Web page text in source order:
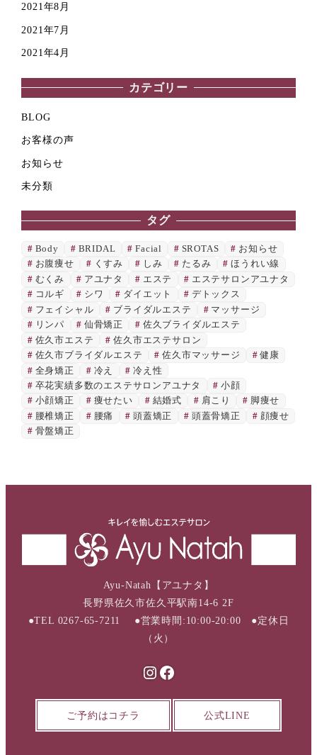
2021年8月
2021年7月
2021年4月
カテゴリー
BLOG
お客様の声
お知らせ
未分類
タグ
Body BRIDAL Facial SROTAS
お知らせ
お腹痩せ
くすみ しみ たるみ
ほうれい線
むくみ
アユナタ エステ
エステサロンアユナタ
コルギ
シワ ダイエット
デトックス
フェイシャル
ブライダルエステ
マッサージ
リンパ
仙骨矯正
佐久ブライダルエステ
佐久市エステ
佐久市エステサロン
佐久市ブライダルエステ
佐久市マッサージ
健康
全身矯正
冷え
冷え性
卒花実績多数のエステサロンアユナタ
小顔
小顔矯正
痩せたい 結婚式 肩こり
脚痩せ
腰椎矯正
腰痛 頭蓋矯正 頭蓋骨矯正
顔痩せ
骨盤矯正
Ayu-Natah【アユナタ】
長野県佐久市佐久平駅南14-6 2F
●TEL 0267-65-7211 ●営業時間:10:00-20:00 ●定休日
（火）
Instagram Facebook
ご予約はコチラ 公式LINE